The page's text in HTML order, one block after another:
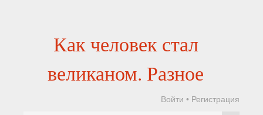
Как человек стал
великаном. Разное
Войти • Регистрация